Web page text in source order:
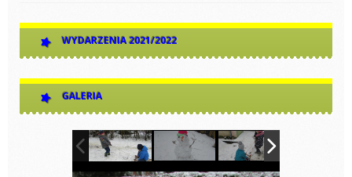
WYDARZENIA 2021/2022
GALERIA